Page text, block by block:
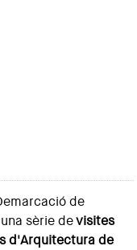
de
sèrie devisites
d'Arquitectura de